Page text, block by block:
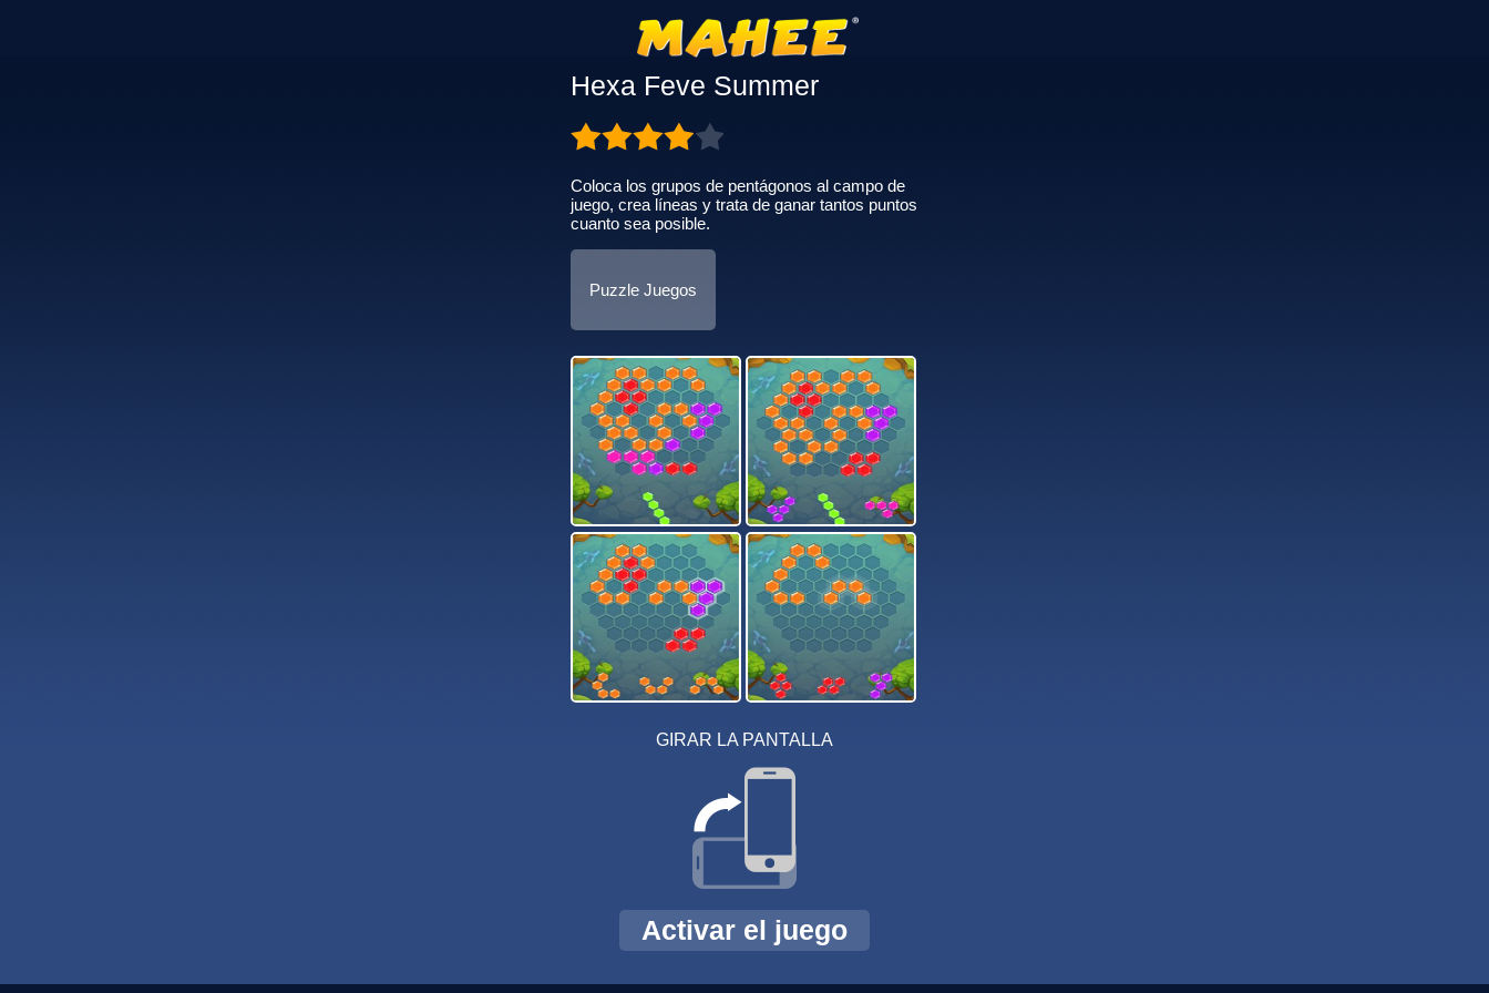
Hexa Feve Summer
Coloca los grupos de pentágonos al campo de
juego, crea líneas y trata de ganar tantos puntos
cuanto sea posible.
Puzzle Juegos
GIRAR LA PANTALLA
Activar el juego